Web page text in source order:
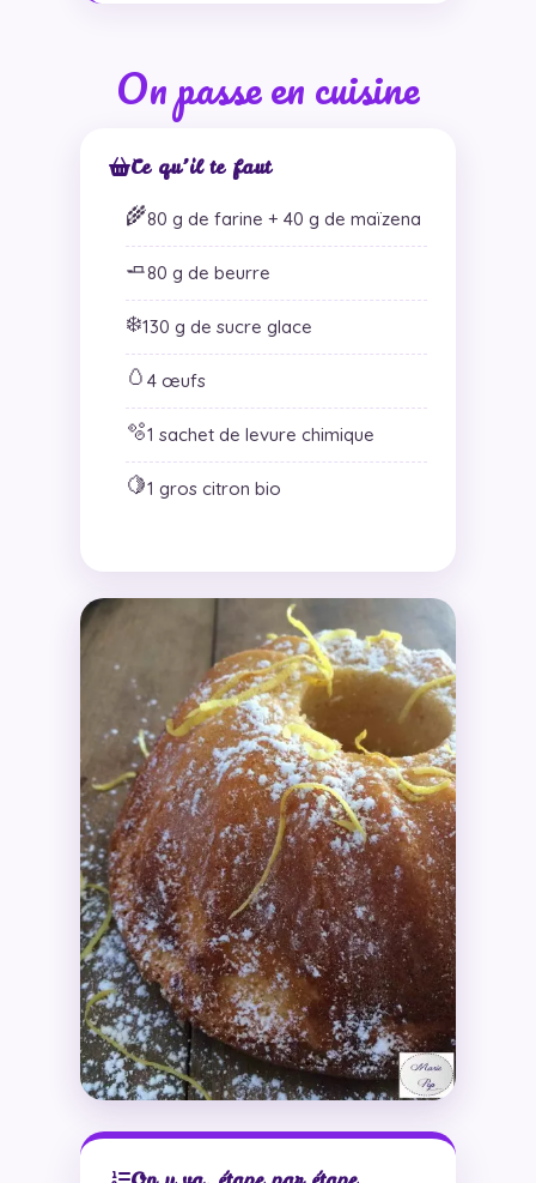
On passe en cuisine
Ce qu’il te faut
🌾80 g de farine + 40 g de maïzena
🧈80 g de beurre
❄️130 g de sucre glace
🥚 4 œufs
🫧1 sachet de levure chimique
🍋1 gros citron bio